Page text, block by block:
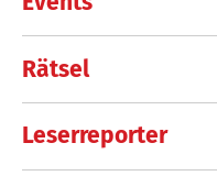
Rätsel
Leserreporter